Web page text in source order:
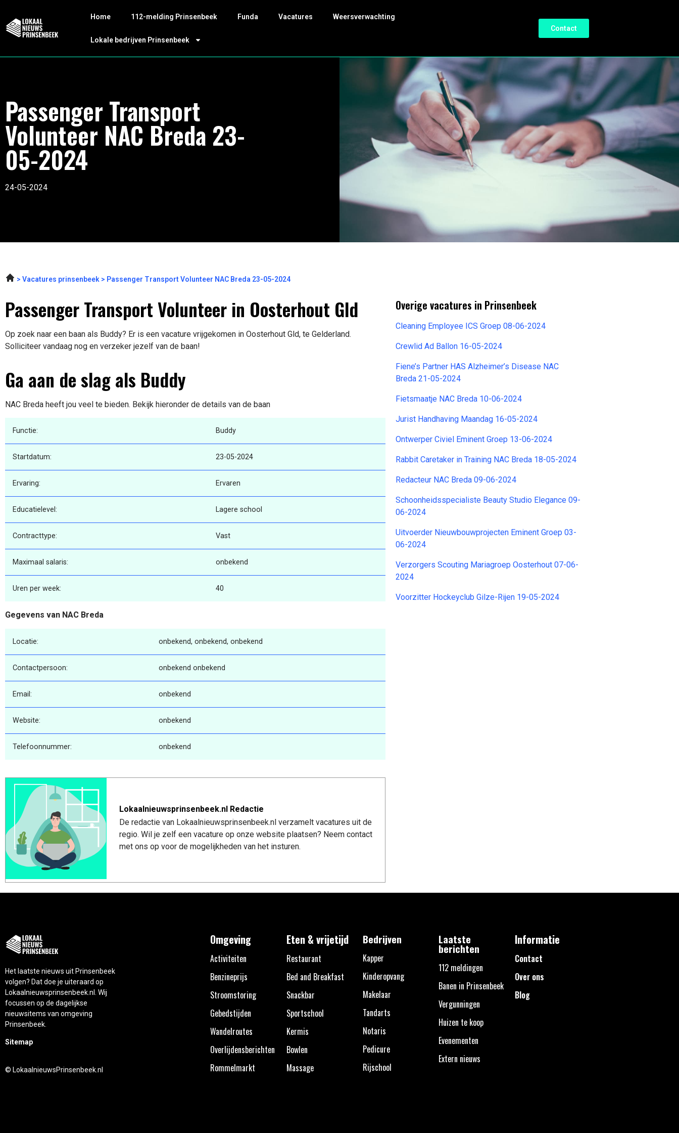
Home 112-melding Prinsenbeek Funda Vacatures Weersverwachting
Lokale bedrijven Prinsenbeek
Contact
Passenger Transport
Volunteer NAC Breda 23-
05-2024
24-05-2024
Vacatures prinsenbeek Passenger Transport Volunteer NAC Breda 23-05-2024
Passenger Transport Volunteer in Oosterhout Gld
Op zoek naar een baan als Buddy? Er is een vacature vrijgekomen in Oosterhout Gld, te Gelderland.
Solliciteer vandaag nog en verzeker jezelf van de baan!
Ga aan de slag als Buddy
NAC Breda heeft jou veel te bieden. Bekijk hieronder de details van de baan
Functie: Buddy
Startdatum: 23-05-2024
Ervaring: Ervaren
Educatielevel: Lagere school
Contracttype: Vast
Maximaal salaris: onbekend
Uren per week: 40
Gegevens van NAC Breda
Locatie: onbekend, onbekend, onbekend
Contactpersoon: onbekend onbekend
Email: onbekend
Website: onbekend
Telefoonnummer: onbekend
Lokaalnieuwsprinsenbeek.nl Redactie
De redactie van Lokaalnieuwsprinsenbeek.nl verzamelt vacatures uit de
regio. Wil je zelf een vacature op onze website plaatsen? Neem contact
met ons op voor de mogelijkheden van het insturen.
Overige vacatures in Prinsenbeek
Cleaning Employee ICS Groep 08-06-2024
Crewlid Ad Ballon 16-05-2024
Fiene’s Partner HAS Alzheimer’s Disease NAC
Breda 21-05-2024
Fietsmaatje NAC Breda 10-06-2024
Jurist Handhaving Maandag 16-05-2024
Ontwerper Civiel Eminent Groep 13-06-2024
Rabbit Caretaker in Training NAC Breda 18-05-2024
Redacteur NAC Breda 09-06-2024
Schoonheidsspecialiste Beauty Studio Elegance 09-
06-2024
Uitvoerder Nieuwbouwprojecten Eminent Groep 03-
06-2024
Verzorgers Scouting Mariagroep Oosterhout 07-06-
2024
Voorzitter Hockeyclub Gilze-Rijen 19-05-2024
Het laatste nieuws uit Prinsenbeek
volgen? Dat doe je uiteraard op
Lokaalnieuwsprinsenbeek.nl. Wij
focussen op de dagelijkse
nieuwsitems van omgeving
Prinsenbeek.
Sitemap
© LokaalnieuwsPrinsenbeek.nl
Omgeving
Activiteiten
Benzineprijs
Stroomstoring
Gebedstijden
Wandelroutes
Overlijdensberichten
Rommelmarkt
Eten & vrijetijd
Restaurant
Bed and Breakfast
Snackbar
Sportschool
Kermis
Bowlen
Massage
Bedrijven
Kapper
Kinderopvang
Makelaar
Tandarts
Notaris
Pedicure
Rijschool
Laatste
berichten
112 meldingen
Banen in Prinsenbeek
Vergunningen
Huizen te koop
Evenementen
Extern nieuws
Informatie
Contact
Over ons
Blog